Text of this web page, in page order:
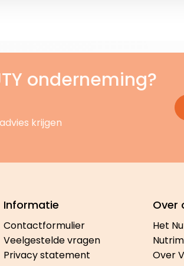
onderneming?
krijgen
Informatie
Contactformulier
Veelgestelde vragen
Privacy statement
Over
Het
Over